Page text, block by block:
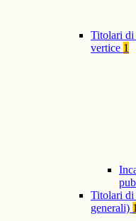
Titolari di
vertice 1
Titolari di
generali)